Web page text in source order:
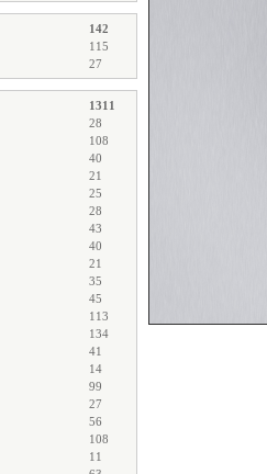
142
115
27
1311
28
108
40
21
25
28
43
40
21
35
45
113
134
41
14
99
27
56
108
11